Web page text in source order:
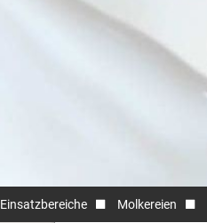
Einsatzbereiche Molkereien